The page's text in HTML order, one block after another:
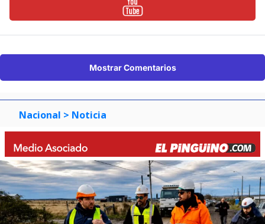
Mostrar Comentarios
Nacional > Noticia